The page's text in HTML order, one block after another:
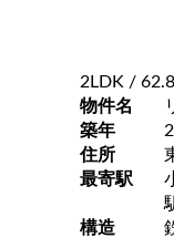
2LDK /
物件名
築年
住所
最寄駅
構造